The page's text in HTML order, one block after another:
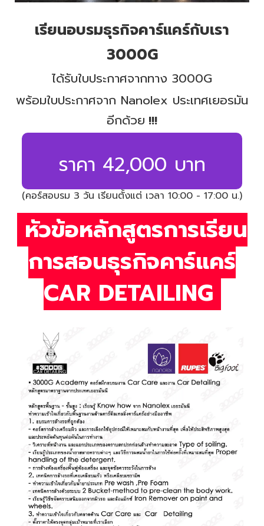
เรียนอบรมธุรกิจคาร์แคร์กับเรา
3000G
ได้รับใบประกาศจากทาง 3000G
พร้อมใบประกาศจาก Nanolex ประเทศเยอรมัน
อีกด้วย !!!
ราคา 42,000 บาท
(คอร์สอบรม 3 วัน เรียนตั้งแต่ เวลา 10:00 - 17:00 น.)
หัวข้อหลักสูตรการเรียน
การสอนธุรกิจคาร์แคร์
CAR DETAILING